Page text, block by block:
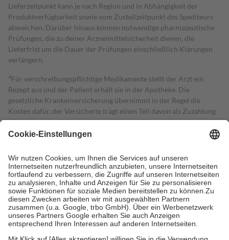
Lieferzeitpunkt kann je nach Region und in Abhängigkeit der
Produktverfügbarkeit sowie vom Zustellzeitpunkt des Spediteurs
abweichen. Darüber hinaus können notwendige pharmazeutische
Prüfungen, die zu deiner Arzneimittelsicherheit dienen, die
Lieferfrist um die Dauer der Prüfungen einschließlich Klärungen
verlängern.
4Für verschreibungspflichtige Medikamente stellt der Arzt ein
Rezept aus und der Patient erhält sie in der Apotheke. Die
gesetzliche Krankenversicherung übernimmt in der Regel die
Kosten dafür, der Versicherte trägt einen Teil davon als Zuzahlung
mit.
Grundsätzlich leisten Mitglieder Zuzahlungen in Höhe von zehn
höchstens zehn Euro.
Es sind jedoch nie mehr als die tatsächlichen
Kosten der Leistung zu entrichten.
Diese Regeln gelten grundsätzlich auch für Online-Apotheken.
Bei Heilmitteln und häuslicher Krankenpflege beträgt die
Zuzahlung zehn Prozent der Kosten sowie zehn Euro je
Verordnung.
Um das Engagement der Versicherten für ihre eigene Gesundheit zu
stärken und die besondere Stellung der Familie zu unterstützen,